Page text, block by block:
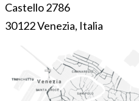
Castello 2786
30122 Venezia, Italia